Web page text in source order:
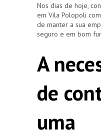
Nos dias de hoje,
em Vila Polopoli
de manter a sua
seguro e em bom
A
de
uma